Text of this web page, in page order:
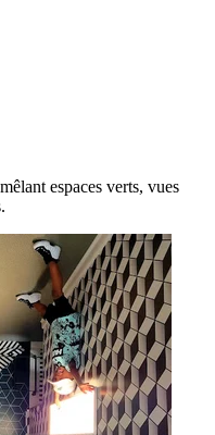
espaces verts, vues